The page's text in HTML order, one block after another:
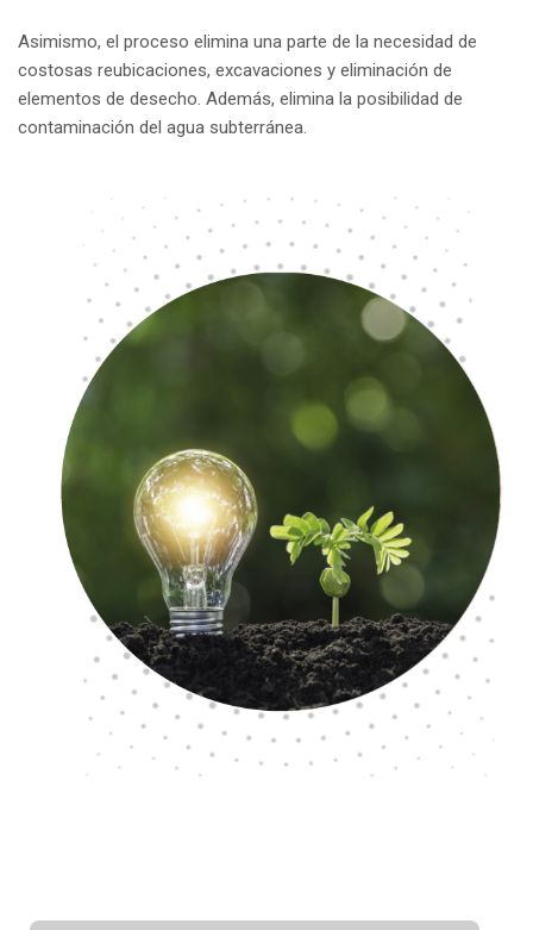
Asimismo, el proceso elimina una parte de la necesidad de
costosas reubicaciones, excavaciones y eliminación de
elementos de desecho. Además, elimina la posibilidad de
contaminación del agua subterránea.